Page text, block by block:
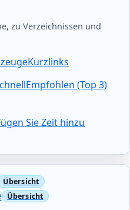
zu Verzeichnissen und
Kurzlinks
Empfohlen (Top 3)
Sie Zeit hinzu